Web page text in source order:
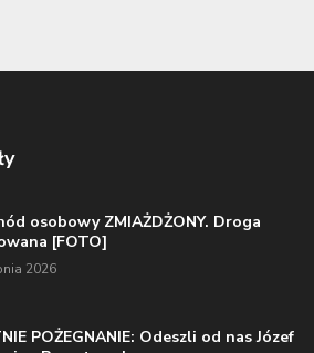
osobowy ZMIAŻDŻONY. Droga
[FOTO]
2026
POŻEGNANIE: Odeszli od nas Józef